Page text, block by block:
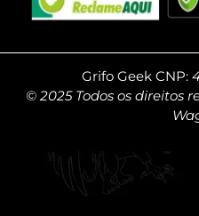
Grifo Geek CNP:
© 2025 Todos os direitos